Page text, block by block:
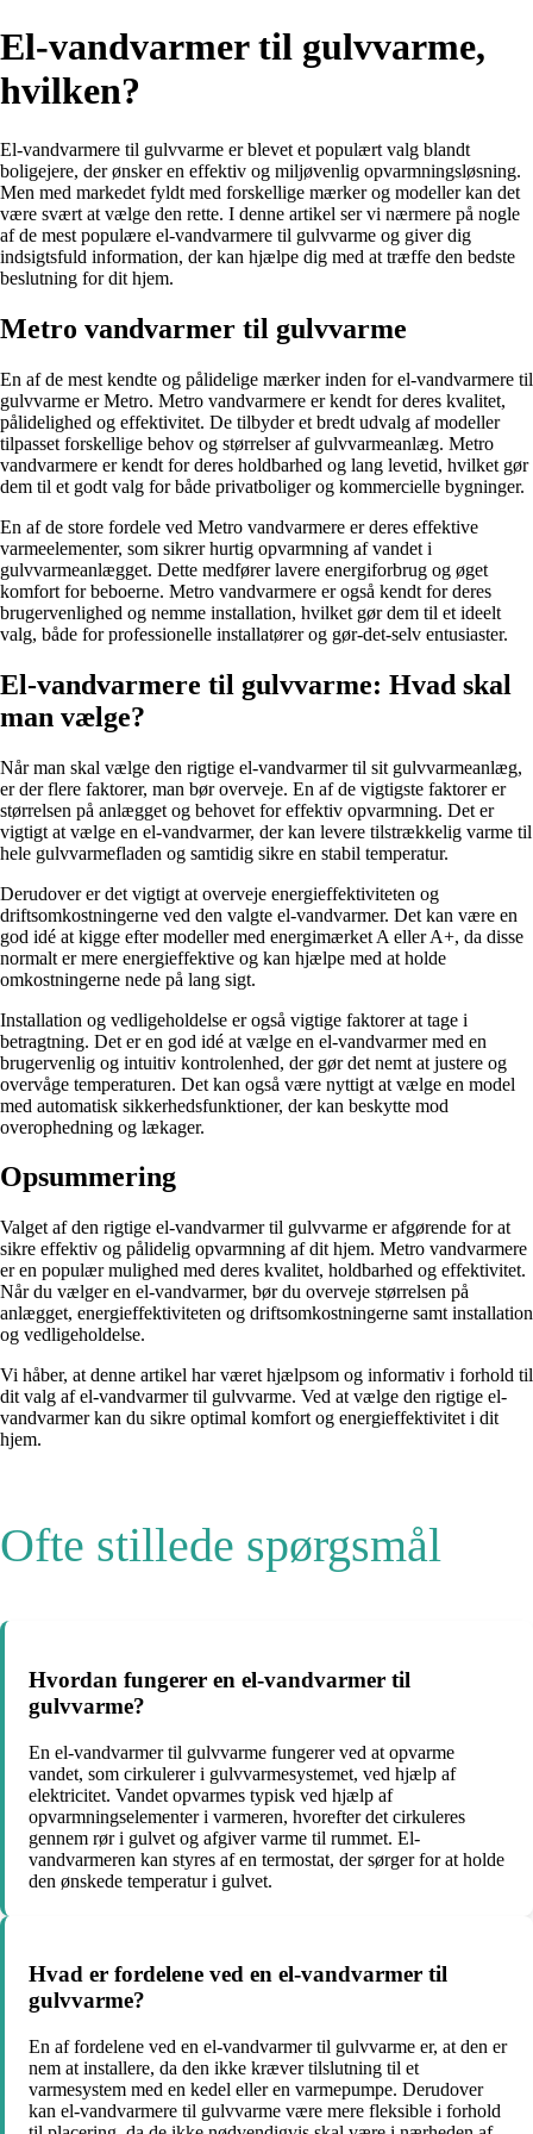
El-vandvarmer til gulvvarme,
hvilken?
El-vandvarmere til gulvvarme er blevet et populært valg blandt
boligejere, der ønsker en effektiv og miljøvenlig opvarmningsløsning.
Men med markedet fyldt med forskellige mærker og modeller kan det
være svært at vælge den rette. I denne artikel ser vi nærmere på nogle
af de mest populære el-vandvarmere til gulvvarme og giver dig
indsigtsfuld information, der kan hjælpe dig med at træffe den bedste
beslutning for dit hjem.
Metro vandvarmer til gulvvarme
En af de mest kendte og pålidelige mærker inden for el-vandvarmere til
gulvvarme er Metro. Metro vandvarmere er kendt for deres kvalitet,
pålidelighed og effektivitet. De tilbyder et bredt udvalg af modeller
tilpasset forskellige behov og størrelser af gulvvarmeanlæg. Metro
vandvarmere er kendt for deres holdbarhed og lang levetid, hvilket gør
dem til et godt valg for både privatboliger og kommercielle bygninger.
En af de store fordele ved Metro vandvarmere er deres effektive
varmeelementer, som sikrer hurtig opvarmning af vandet i
gulvvarmeanlægget. Dette medfører lavere energiforbrug og øget
komfort for beboerne. Metro vandvarmere er også kendt for deres
brugervenlighed og nemme installation, hvilket gør dem til et ideelt
valg, både for professionelle installatører og gør-det-selv entusiaster.
El-vandvarmere til gulvvarme: Hvad skal
man vælge?
Når man skal vælge den rigtige el-vandvarmer til sit gulvvarmeanlæg,
er der flere faktorer, man bør overveje. En af de vigtigste faktorer er
størrelsen på anlægget og behovet for effektiv opvarmning. Det er
vigtigt at vælge en el-vandvarmer, der kan levere tilstrækkelig varme til
hele gulvvarmefladen og samtidig sikre en stabil temperatur.
Derudover er det vigtigt at overveje energieffektiviteten og
driftsomkostningerne ved den valgte el-vandvarmer. Det kan være en
god idé at kigge efter modeller med energimærket A eller A+, da disse
normalt er mere energieffektive og kan hjælpe med at holde
omkostningerne nede på lang sigt.
Installation og vedligeholdelse er også vigtige faktorer at tage i
betragtning. Det er en god idé at vælge en el-vandvarmer med en
brugervenlig og intuitiv kontrolenhed, der gør det nemt at justere og
overvåge temperaturen. Det kan også være nyttigt at vælge en model
med automatisk sikkerhedsfunktioner, der kan beskytte mod
overophedning og lækager.
Opsummering
Valget af den rigtige el-vandvarmer til gulvvarme er afgørende for at
sikre effektiv og pålidelig opvarmning af dit hjem. Metro vandvarmere
er en populær mulighed med deres kvalitet, holdbarhed og effektivitet.
Når du vælger en el-vandvarmer, bør du overveje størrelsen på
anlægget, energieffektiviteten og driftsomkostningerne samt installation
og vedligeholdelse.
Vi håber, at denne artikel har været hjælpsom og informativ i forhold til
dit valg af el-vandvarmer til gulvvarme. Ved at vælge den rigtige el-
vandvarmer kan du sikre optimal komfort og energieffektivitet i dit
hjem.
Ofte stillede spørgsmål
Hvordan fungerer en el-vandvarmer til
gulvvarme?
En el-vandvarmer til gulvvarme fungerer ved at opvarme
vandet, som cirkulerer i gulvvarmesystemet, ved hjælp af
elektricitet. Vandet opvarmes typisk ved hjælp af
opvarmningselementer i varmeren, hvorefter det cirkuleres
gennem rør i gulvet og afgiver varme til rummet. El-
vandvarmeren kan styres af en termostat, der sørger for at holde
den ønskede temperatur i gulvet.
Hvad er fordelene ved en el-vandvarmer til
gulvvarme?
En af fordelene ved en el-vandvarmer til gulvvarme er, at den er
nem at installere, da den ikke kræver tilslutning til et
varmesystem med en kedel eller en varmepumpe. Derudover
kan el-vandvarmere til gulvvarme være mere fleksible i forhold